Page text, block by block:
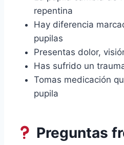
repentina
Hay diferencia
pupilas
Presentas dolor,
Has sufrido un
Tomas medicación
pupila
Preguntas